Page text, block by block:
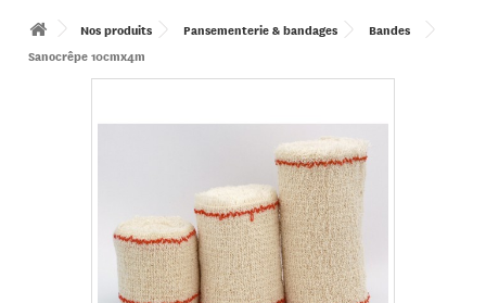
Nos produits Pansementerie & bandages
Bandes
Sanocrêpe 10cmx4m